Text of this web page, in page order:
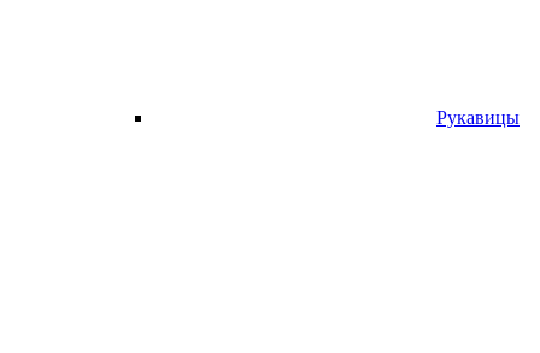
Рукавицы